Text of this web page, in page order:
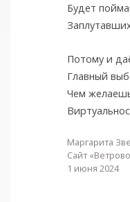
Будет
Потому и
Главный
Чем
Маргарита
Сайт
1 июня 2024